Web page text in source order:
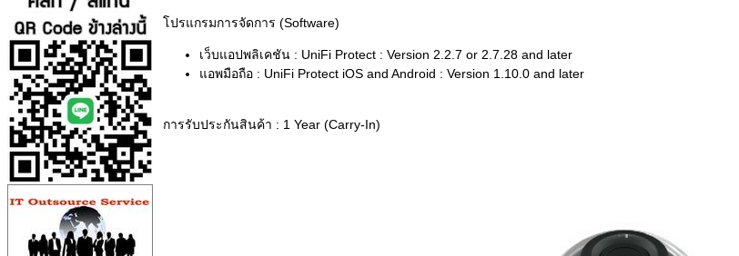
โปรแกรมการจัดการ (Software)
เว็บแอปพลิเคชัน : UniFi Protect : Version 2.2.7 or 2.7.28 and later
แอพมือถือ : UniFi Protect iOS and Android : Version 1.10.0 and later
การรับประกันสินค้า : 1 Year (Carry-In)